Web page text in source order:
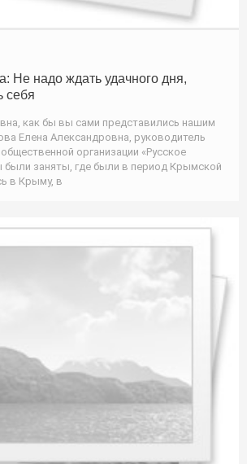
Не надо ждать удачного дня,
себя
как бы вы сами представились нашим
Елена Александровна, руководитель
организации «Русское
были заняты, где были в период Крымской
в Крыму, в